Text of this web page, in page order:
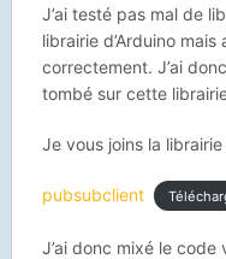
J’ai testé pas mal de
librairie d’Arduino
correctement. J’ai
tombé sur cette
Je vous joins la
pubsubclient
J’ai donc mixé le